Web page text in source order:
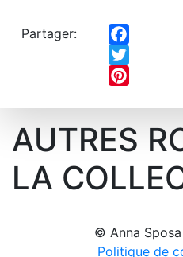
Partager:
Facebook
Twitter
AUTRES
LA
© Anna
Politique de